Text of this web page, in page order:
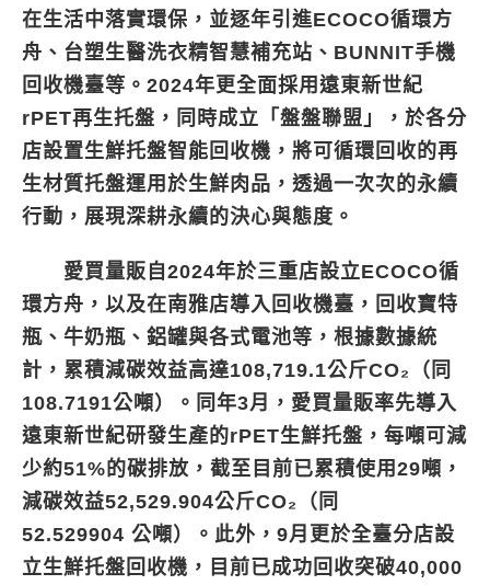
在生活中落實環保，並逐年引進ECOCO循環方
舟、台塑生醫洗衣精智慧補充站、BUNNIT手機
回收機臺等。2024年更全面採用遠東新世紀
rPET再生托盤，同時成立「盤盤聯盟」，於各分
店設置生鮮托盤智能回收機，將可循環回收的再
生材質托盤運用於生鮮肉品，透過一次次的永續
行動，展現深耕永續的決心與態度。
愛買量販自2024年於三重店設立ECOCO循
環方舟，以及在南雅店導入回收機臺，回收寶特
瓶、牛奶瓶、鋁罐與各式電池等，根據數據統
計，累積減碳效益高達108,719.1公斤CO₂（同
108.7191公噸）。同年3月，愛買量販率先導入
遠東新世紀研發生產的rPET生鮮托盤，每噸可減
少約51%的碳排放，截至目前已累積使用29噸，
減碳效益52,529.904公斤CO₂（同
52.529904 公噸）。此外，9月更於全臺分店設
立生鮮托盤回收機，目前已成功回收突破40,000